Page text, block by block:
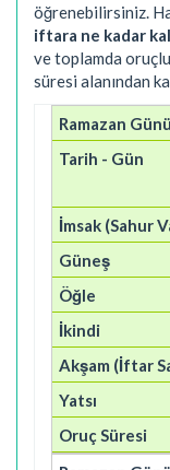
öğrenebilirsiniz.
iftara ne kadar
ve toplamda
süresi alanından